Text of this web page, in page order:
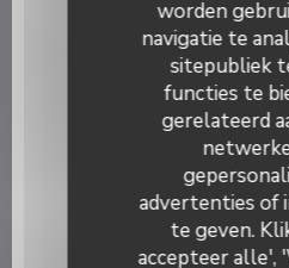
worden
navigatie te
sitepubliek
functies te
gerelateerd
advertenties of
te geven.
accepteer alle',
VINS
Bourgeuil Cuvée Lilou
8,00
Crozes Hermitage
9,00
Bistrot de la